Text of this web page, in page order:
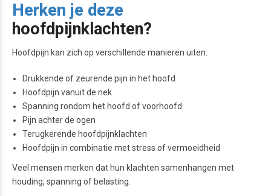
Herken je deze
hoofdpijnklachten?
Hoofdpijn kan zich op verschillende manieren uiten:
Drukkende of zeurende pijn in het hoofd
Hoofdpijn vanuit de nek
Spanning rondom het hoofd of voorhoofd
Pijn achter de ogen
Terugkerende hoofdpijnklachten
Hoofdpijn in combinatie met stress of vermoeidheid
Veel mensen merken dat hun klachten samenhangen met
houding, spanning of belasting.